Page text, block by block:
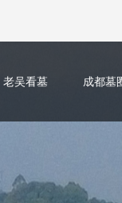
老吴看墓 成都墓